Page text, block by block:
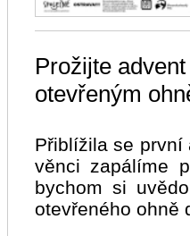
Prožijte
otevřeným
Přiblížila se první
věnci zapálíme
bychom si
otevřeného ohně